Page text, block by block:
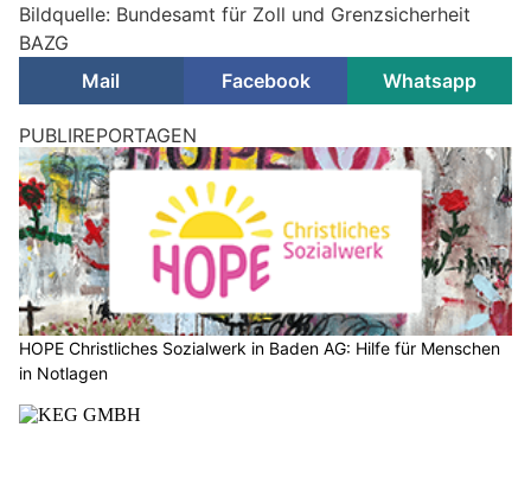
Bildquelle: Bundesamt für Zoll und Grenzsicherheit
BAZG
Mail
Facebook Whatsapp
PUBLIREPORTAGEN
HOPE Christliches Sozialwerk in Baden AG: Hilfe für Menschen
in Notlagen